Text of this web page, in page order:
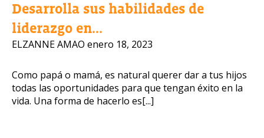
Desarrolla sus habilidades de
liderazgo en...
ELZANNE AMAO enero 18, 2023
Como papá o mamá, es natural querer dar a tus hijos
todas las oportunidades para que tengan éxito en la
vida. Una forma de hacerlo es[...]